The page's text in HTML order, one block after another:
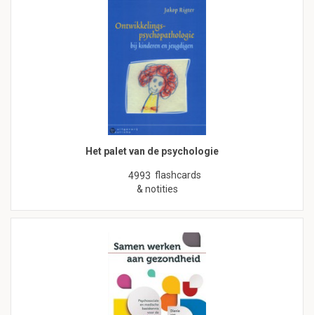
Het palet van de psychologie
4993 flashcards
& notities